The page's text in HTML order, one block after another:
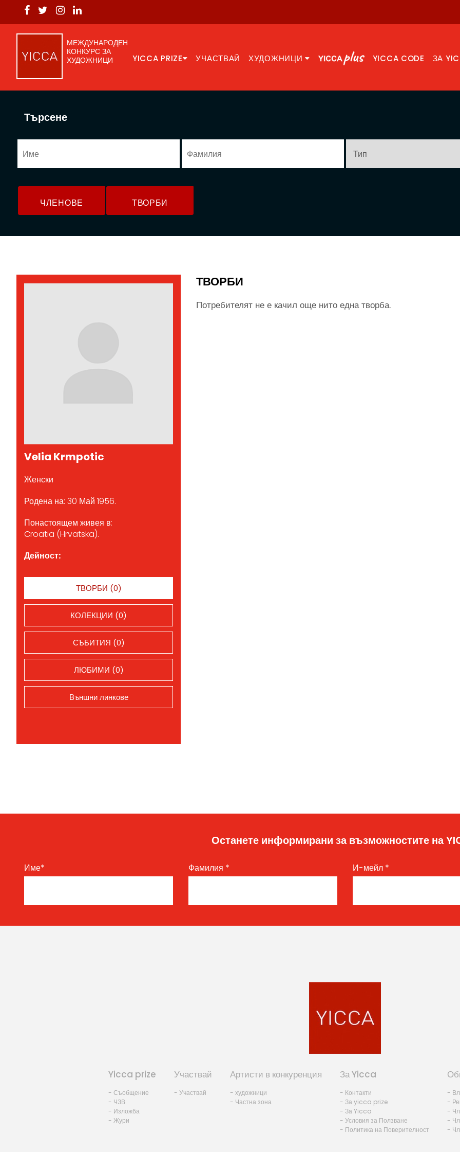
МЕЖДУНАРОДЕН
КОНКУРС ЗА
ХУДОЖНИЦИ
YICCA PRIZE УЧАСТВАЙ ХУДОЖНИЦИ YICCA CODE ЗА
Търсене
ЧЛЕНОВЕ ТВОРБИ
Velia Krmpotic
Женски
Родена на: 30 Май 1956.
Понастоящем живея в:
Croatia (Hrvatska).
Дейност:
ТВОРБИ (0)
КОЛЕКЦИИ (0)
СЪБИТИЯ (0)
ЛЮБИМИ (0)
Външни линкове
ТВОРБИ
Потребителят не е качил още нито една творба.
Останете информирани за възможностите на
Име* Фамилия * И-мейл *
Yicca prize
- Съобщение
- ЧЗВ
- Изложба
- Жури
Участвай
- Участвай
Артисти в конкуренция
- художници
- Частна зона
За Yicca
- Контакти
- За yicca prize
- За Yicca
- Условия за Ползване
- Политика на Поверителност
-
-
-
-
-